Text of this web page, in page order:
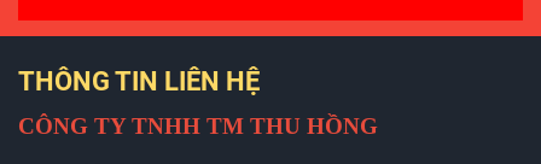
THÔNG TIN LIÊN HỆ
CÔNG TY TNHH TM THU HỒNG